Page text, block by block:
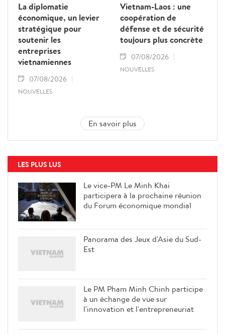
La diplomatie
économique, un levier
stratégique pour
soutenir les
entreprises
vietnamiennes
07/08/2026
NOUVELLES
Vietnam-Laos : une
coopération de
défense et de sécurité
toujours plus concrète
07/08/2026
NOUVELLES
En savoir plus
LES PLUS LUS
Le vice-PM Le Minh Khai
participera à la prochaine réunion
du Forum économique mondial
Panorama des Jeux d'Asie du Sud-
Est
Le PM Pham Minh Chinh participe
à un échange de vue sur
l'innovation et l'entrepreneuriat